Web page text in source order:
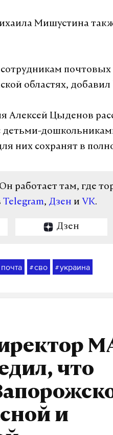
Мишустина
почтовых
областях,
Алексей Цыденов
детьми-
них сохранят в
работает там, где
Telegram, Дзен и VK.
Дзен
почта #сво #украина
что
и